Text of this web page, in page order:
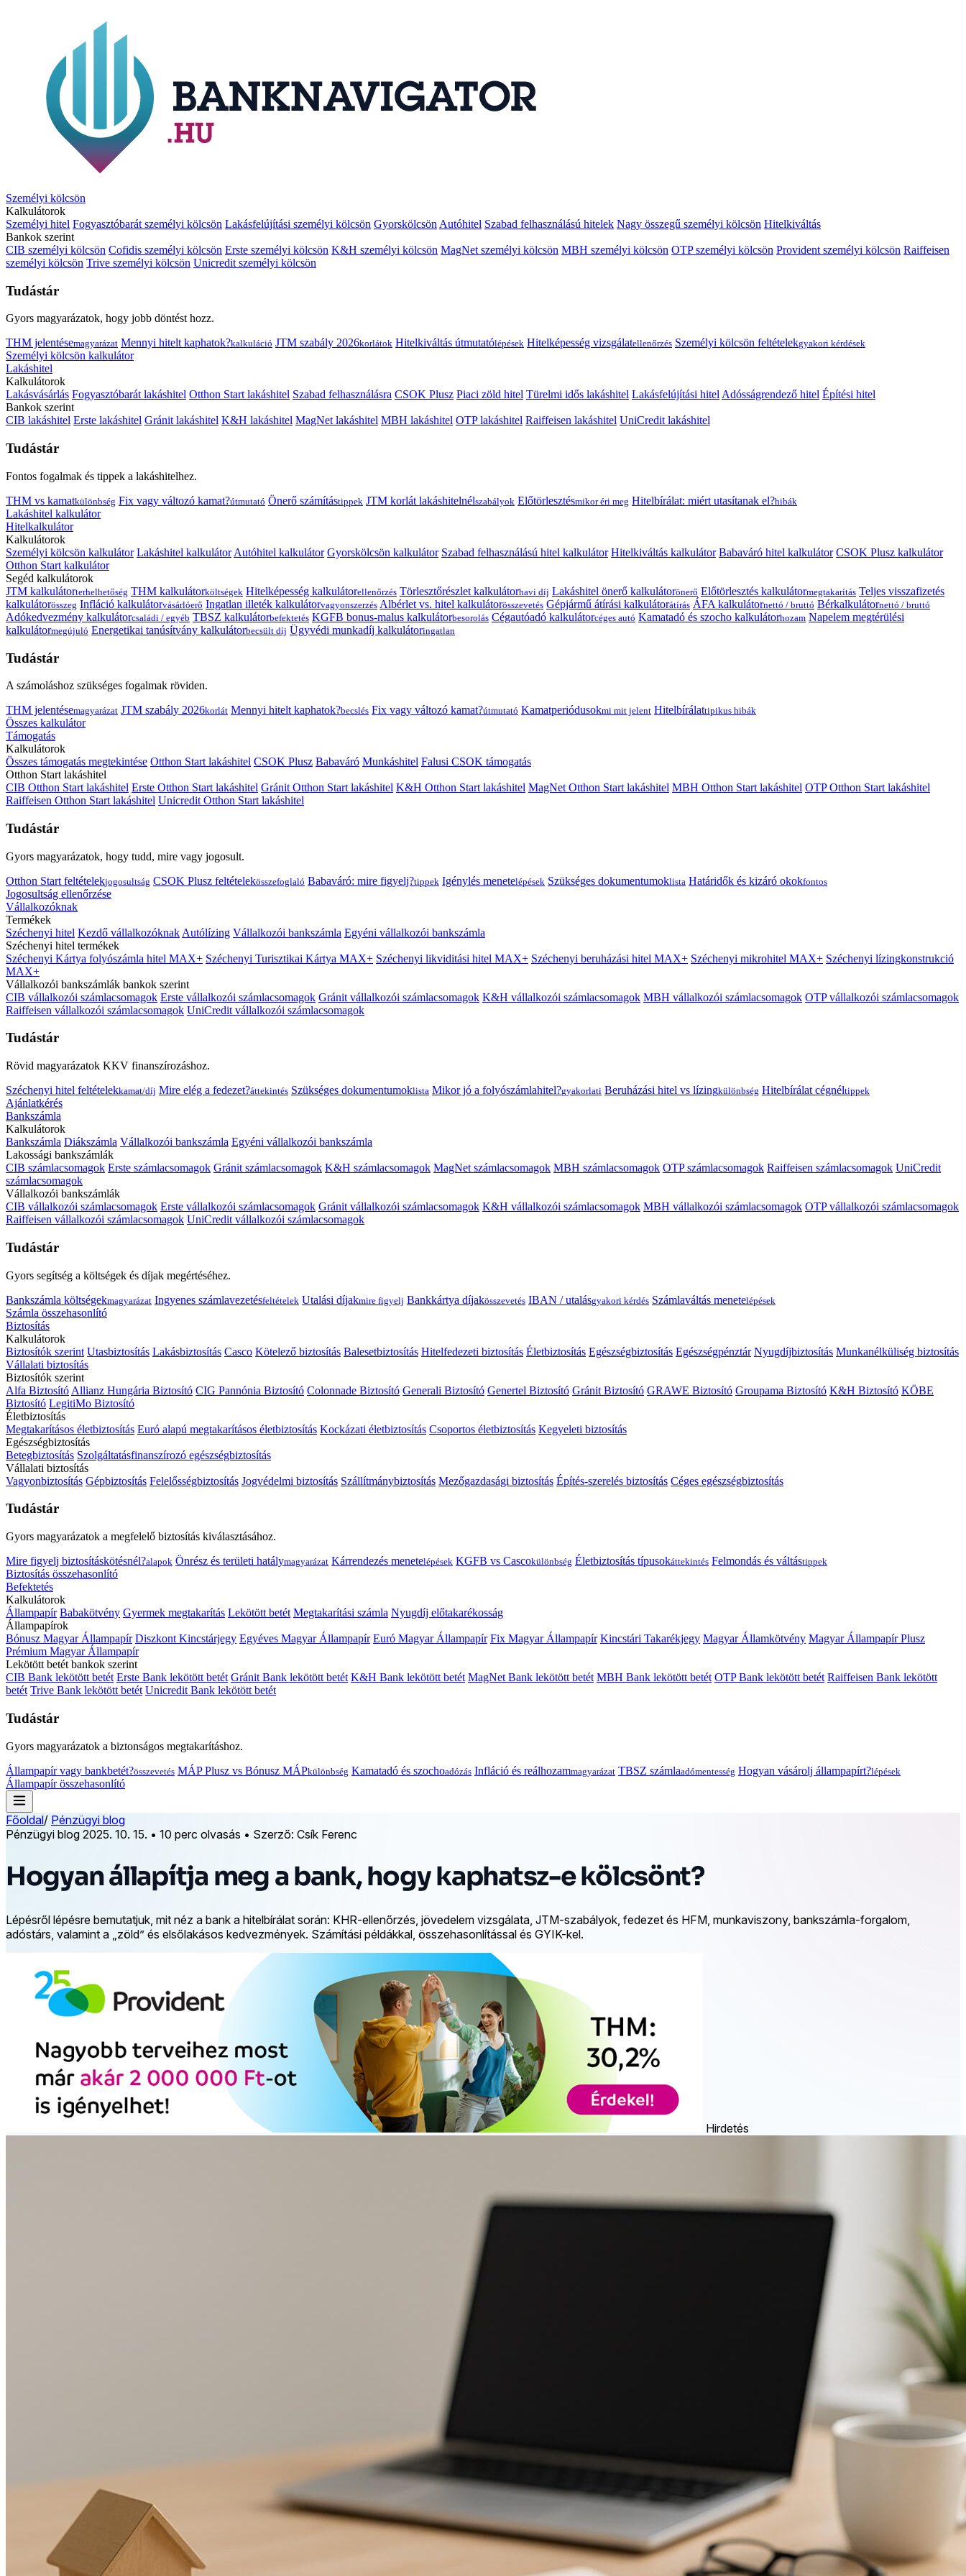
Személyi kölcsön
Kalkulátorok
Személyi hitel Fogyasztóbarát személyi kölcsön Lakásfelújítási személyi kölcsön Gyorskölcsön Autóhitel Szabad felhasználású hitelek Nagy összegű személyi kölcsön Hitelkiváltás
Bankok szerint
CIB személyi kölcsön Cofidis személyi kölcsön Erste személyi kölcsön K&H személyi kölcsön MagNet személyi kölcsön MBH személyi kölcsön OTP személyi kölcsön Provident személyi kölcsön Raiffeisen
személyi kölcsön Trive személyi kölcsön Unicredit személyi kölcsön
Tudástár
Gyors magyarázatok, hogy jobb döntést hozz.
THM jelentésemagyarázat Mennyi hitelt kaphatok?kalkuláció JTM szabály 2026korlátok Hitelkiváltás útmutatólépések Hitelképesség vizsgálatellenőrzés Személyi kölcsön feltételekgyakori kérdések
Személyi kölcsön kalkulátor
Lakáshitel
Kalkulátorok
Lakásvásárlás Fogyasztóbarát lakáshitel Otthon Start lakáshitel Szabad felhasználásra CSOK Plusz Piaci zöld hitel Türelmi idős lakáshitel Lakásfelújítási hitelAdósságrendező hitel Építési hitel
Bankok szerint
CIB lakáshitel Erste lakáshitel Gránit lakáshitel K&H lakáshitel MagNet lakáshitel MBH lakáshitel OTP lakáshitel Raiffeisen lakáshitel UniCredit lakáshitel
Tudástár
Fontos fogalmak és tippek a lakáshitelhez.
THM vs kamatkülönbség Fix vagy változó kamat?útmutató Önerő számítástippek JTM korlát lakáshitelnélszabályok Előtörlesztésmikor éri meg Hitelbírálat: miért utasítanak el?hibák
Lakáshitel kalkulátor
Hitelkalkulátor
Kalkulátorok
Személyi kölcsön kalkulátor Lakáshitel kalkulátor Autóhitel kalkulátor Gyorskölcsön kalkulátor Szabad felhasználású hitel kalkulátor Hitelkiváltás kalkulátor Babaváró hitel kalkulátor CSOK Plusz kalkulátor
Otthon Start kalkulátor
Segéd kalkulátorok
JTM kalkulátorterhelhetőség THM kalkulátorköltségek Hitelképesség kalkulátorellenőrzés Törlesztőrészlet kalkulátorhavi díj Lakáshitel önerő kalkulátorönerő Előtörlesztés kalkulátormegtakarítás Teljes visszafizetés
kalkulátorösszeg Infláció kalkulátorvásárlóerő Ingatlan illeték kalkulátorvagyonszerzés Albérlet vs. hitel kalkulátorösszevetés Gépjármű átírási kalkulátorátírás ÁFA kalkulátornettó / bruttó Bérkalkulátornettó / bruttó
Adókedvezmény kalkulátorcsaládi / egyéb TBSZ kalkulátorbefektetés KGFB bonus-malus kalkulátorbesorolás Cégautóadó kalkulátorcéges autó Kamatadó és szocho kalkulátorhozam Napelem megtérülési
kalkulátormegújuló Energetikai tanúsítvány kalkulátorbecsült díj Ügyvédi munkadíj kalkulátoringatlan
Tudástár
A számoláshoz szükséges fogalmak röviden.
THM jelentésemagyarázat JTM szabály 2026korlát Mennyi hitelt kaphatok?becslés Fix vagy változó kamat?útmutató Kamatperiódusokmi mit jelent Hitelbírálattipikus hibák
Összes kalkulátor
Támogatás
Kalkulátorok
Összes támogatás megtekintése Otthon Start lakáshitel CSOK Plusz Babaváró Munkáshitel Falusi CSOK támogatás
Otthon Start lakáshitel
CIB Otthon Start lakáshitel Erste Otthon Start lakáshitel Gránit Otthon Start lakáshitel K&H Otthon Start lakáshitel MagNet Otthon Start lakáshitel MBH Otthon Start lakáshitel OTP Otthon Start lakáshitel
Raiffeisen Otthon Start lakáshitel Unicredit Otthon Start lakáshitel
Tudástár
Gyors magyarázatok, hogy tudd, mire vagy jogosult.
Otthon Start feltételekjogosultság CSOK Plusz feltételekösszefoglaló Babaváró: mire figyelj?tippek Igénylés menetelépések Szükséges dokumentumoklista Határidők és kizáró okokfontos
Jogosultság ellenőrzése
Vállalkozóknak
Termékek
Széchenyi hitel Kezdő vállalkozóknak Autólízing Vállalkozói bankszámla Egyéni vállalkozói bankszámla
Széchenyi hitel termékek
Széchenyi Kártya folyószámla hitel MAX+ Széchenyi Turisztikai Kártya MAX+ Széchenyi likviditási hitel MAX+ Széchenyi beruházási hitel MAX+ Széchenyi mikrohitel MAX+ Széchenyi lízingkonstrukció
MAX+
Vállalkozói bankszámlák bankok szerint
CIB vállalkozói számlacsomagok Erste vállalkozói számlacsomagok Gránit vállalkozói számlacsomagok K&H vállalkozói számlacsomagok MBH vállalkozói számlacsomagok OTP vállalkozói számlacsomagok
Raiffeisen vállalkozói számlacsomagok UniCredit vállalkozói számlacsomagok
Tudástár
Rövid magyarázatok KKV finanszírozáshoz.
Széchenyi hitel feltételekkamat/díj Mire elég a fedezet?áttekintés Szükséges dokumentumoklista Mikor jó a folyószámlahitel?gyakorlati Beruházási hitel vs lízingkülönbség Hitelbírálat cégnéltippek
Ajánlatkérés
Bankszámla
Kalkulátorok
Bankszámla Diákszámla Vállalkozói bankszámla Egyéni vállalkozói bankszámla
Lakossági bankszámlák
CIB számlacsomagok Erste számlacsomagok Gránit számlacsomagok K&H számlacsomagok MagNet számlacsomagok MBH számlacsomagok OTP számlacsomagok Raiffeisen számlacsomagok UniCredit
számlacsomagok
Vállalkozói bankszámlák
CIB vállalkozói számlacsomagok Erste vállalkozói számlacsomagok Gránit vállalkozói számlacsomagok K&H vállalkozói számlacsomagok MBH vállalkozói számlacsomagok OTP vállalkozói számlacsomagok
Raiffeisen vállalkozói számlacsomagok UniCredit vállalkozói számlacsomagok
Tudástár
Gyors segítség a költségek és díjak megértéséhez.
Bankszámla költségekmagyarázat Ingyenes számlavezetésfeltételek Utalási díjakmire figyelj Bankkártya díjakösszevetés IBAN / utalásgyakori kérdés Számlaváltás menetelépések
Számla összehasonlító
Biztosítás
Kalkulátorok
Biztosítók szerint Utasbiztosítás Lakásbiztosítás Casco Kötelező biztosítás Balesetbiztosítás Hitelfedezeti biztosítás Életbiztosítás Egészségbiztosítás Egészségpénztár Nyugdíjbiztosítás Munkanélküliség biztosítás
Vállalati biztosítás
Biztosítók szerint
Alfa Biztosító Allianz Hungária Biztosító CIG Pannónia Biztosító Colonnade Biztosító Generali Biztosító Genertel Biztosító Gránit Biztosító GRAWE Biztosító Groupama Biztosító K&H Biztosító KÖBE
Biztosító LegitiMo Biztosító
Életbiztosítás
Megtakarításos életbiztosítás Euró alapú megtakarításos életbiztosítás Kockázati életbiztosítás Csoportos életbiztosítás Kegyeleti biztosítás
Egészségbiztosítás
Betegbiztosítás Szolgáltatásfinanszírozó egészségbiztosítás
Vállalati biztosítás
Vagyonbiztosítás Gépbiztosítás Felelősségbiztosítás Jogvédelmi biztosítás Szállítmánybiztosítás Mezőgazdasági biztosítás Építés-szerelés biztosítás Céges egészségbiztosítás
Tudástár
Gyors magyarázatok a megfelelő biztosítás kiválasztásához.
Mire figyelj biztosításkötésnél?alapok Önrész és területi hatálymagyarázat Kárrendezés menetelépések KGFB vs Cascokülönbség Életbiztosítás típusokáttekintés Felmondás és váltástippek
Biztosítás összehasonlító
Befektetés
Kalkulátorok
Állampapír Babakötvény Gyermek megtakarítás Lekötött betét Megtakarítási számla Nyugdíj előtakarékosság
Állampapírok
Bónusz Magyar Állampapír Diszkont Kincstárjegy Egyéves Magyar Állampapír Euró Magyar Állampapír Fix Magyar Állampapír Kincstári Takarékjegy Magyar Államkötvény Magyar Állampapír Plusz
Prémium Magyar Állampapír
Lekötött betét bankok szerint
CIB Bank lekötött betét Erste Bank lekötött betét Gránit Bank lekötött betét K&H Bank lekötött betét MagNet Bank lekötött betét MBH Bank lekötött betét OTP Bank lekötött betét Raiffeisen Bank lekötött
betét Trive Bank lekötött betét Unicredit Bank lekötött betét
Tudástár
Gyors magyarázatok a biztonságos megtakarításhoz.
Állampapír vagy bankbetét?összevetés MÁP Plusz vs Bónusz MÁPkülönbség Kamatadó és szochoadózás Infláció és reálhozammagyarázat TBSZ számlaadómentesség Hogyan vásárolj állampapírt?lépések
Állampapír összehasonlító
Főoldal/ Pénzügyi blog
Pénzügyi blog 2025. 10. 15. • 10 perc olvasás • Szerző: Csík Ferenc
Hogyan állapítja meg a bank, hogy kaphatsz-e kölcsönt?
Lépésről lépésre bemutatjuk, mit néz a bank a hitelbírálat során: KHR-ellenőrzés, jövedelem vizsgálata, JTM-szabályok, fedezet és HFM, munkaviszony, bankszámla-forgalom,
adóstárs, valamint a „zöld” és elsőlakásos kedvezmények. Számítási példákkal, összehasonlítással és GYIK-kel.
Hirdetés